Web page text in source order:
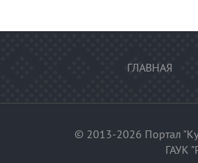
ГЛАВНАЯ
© 2013-2026 Портал
ГАУК